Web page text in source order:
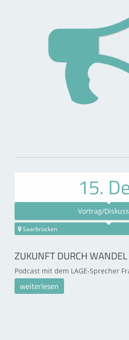
15.
Vortrag/
Saarbrücken
ZUKUNFT DURCH WANDEL
Podcast mit dem LAGE-Sprecher
weiterlesen